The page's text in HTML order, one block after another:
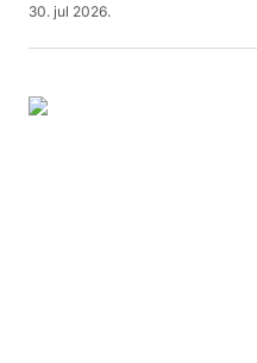
30. jul 2026.